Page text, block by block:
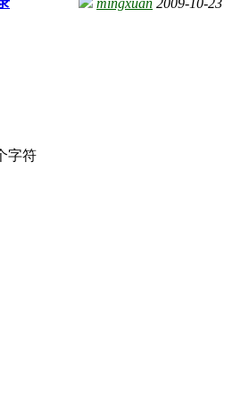
字符